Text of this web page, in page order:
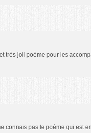
très joli poème pour les
connais pas le poème qui est